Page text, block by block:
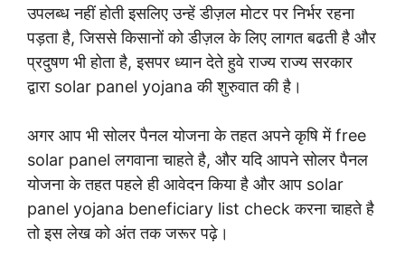
उपलब्ध नहीं होती इसलिए उन्हें डीज़ल मोटर पर निर्भर रहना
पड़ता है, जिससे किसानों को डीज़ल के लिए लागत बढती है और
प्रदुषण भी होता है, इसपर ध्यान देते हुवे राज्य राज्य सरकार
द्वारा solar panel yojana की शुरुवात की है।
अगर आप भी सोलर पैनल योजना के तहत अपने कृषि में free
solar panel लगवाना चाहते है, और यदि आपने सोलर पैनल
योजना के तहत पहले ही आवेदन किया है और आप solar
panel yojana beneficiary list check करना चाहते है
तो इस लेख को अंत तक जरूर पढ़े।